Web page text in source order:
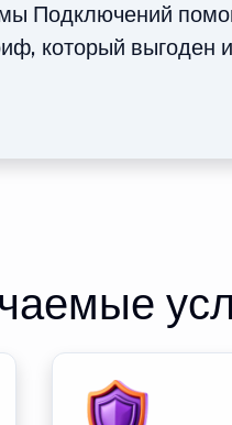
Подключений
который выгоден